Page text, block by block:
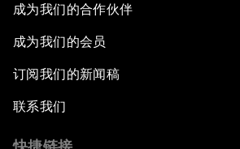
成为我们的合作伙伴
成为我们的会员
订阅我们的新闻稿
联系我们